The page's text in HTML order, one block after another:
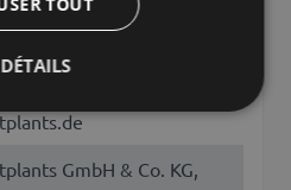
GmbH & Co. KG,